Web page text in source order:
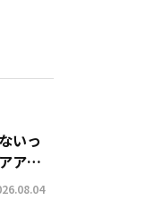
いっ
アド
伝